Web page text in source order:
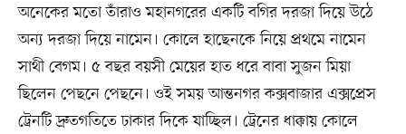
অনেকের মতো তাঁরাও মহানগরের একটি বগির দরজা দিয়ে উঠে
অন্য দরজা দিয়ে নামেন। কোলে হাছেনকে নিয়ে প্রথমে নামেন
সাথী বেগম। ৫ বছর বয়সী মেয়ের হাত ধরে বাবা সুজন মিয়া
ছিলেন পেছনে পেছনে। ওই সময় আন্তনগর কক্সবাজার এক্সপ্রেস
ট্রেনটি দ্রুতগতিতে ঢাকার দিকে যাচ্ছিল। ট্রেনের ধাক্কায় কোলে